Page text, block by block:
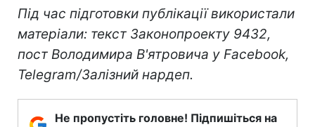
Під час підготовки публікації використали
матеріали: текст Законопроекту 9432,
пост Володимира В'ятровича у Facebook,
Telegram/Залізний нардеп.
Не пропустіть головне! Підпишіться на